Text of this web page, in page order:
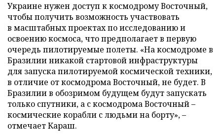
Украине нужен доступ к космодрому Восточный,
чтобы получить возможность участвовать
в масштабных проектах по исследованию и
освоению космоса, что предполагает в первую
очередь пилотируемые полеты. «На космодроме в
Бразилии никакой стартовой инфраструктуры
для запуска пилотируемой космической техники,
в отличие от космодрома Восточный, не будет. В
Бразилии в обозримом будущем будут запускать
только спутники, а с космодрома Восточный –
космические корабли с людьми на борту», –
отмечает Караш.